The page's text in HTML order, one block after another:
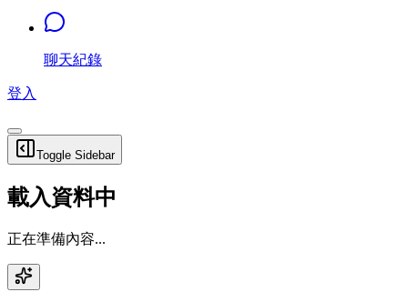
聊天紀錄
登入
Toggle Sidebar
載入資料中
正在準備內容...